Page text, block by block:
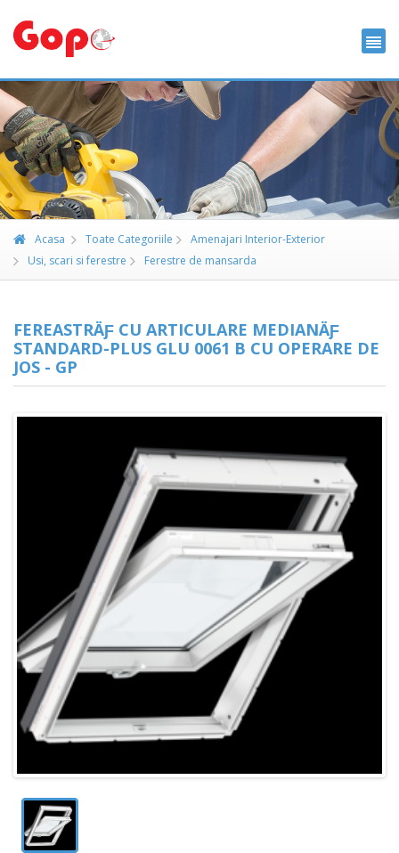
Acasa Toate Categoriile
Amenajari Interior-Exterior
Usi, scari si ferestre
Ferestre de mansarda
FEREASTRÄƑ CU ARTICULARE MEDIANÄƑ
STANDARD-PLUS GLU 0061 B CU OPERARE DE
JOS - GP